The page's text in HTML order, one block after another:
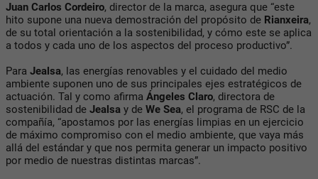
Juan Carlos Cordeiro, director de la marca, asegura que “este
hito supone una nueva demostración del propósito de Rianxeira,
de su total orientación a la sostenibilidad, y cómo este se aplica
a todos y cada uno de los aspectos del proceso productivo”.
Para Jealsa, las energías renovables y el cuidado del medio
ambiente suponen uno de sus principales ejes estratégicos de
actuación. Tal y como afirma Ángeles Claro, directora de
sostenibilidad de Jealsa y de We Sea, el programa de RSC de la
compañía, “apostamos por las energías limpias en un ejercicio
de máximo compromiso con el medio ambiente, que vaya más
allá del estándar y que nos permita generar un impacto positivo
por medio de nuestras distintas marcas”.